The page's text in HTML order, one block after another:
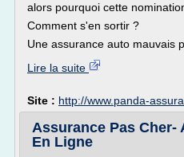
alors pourquoi cette
Comment s'en sortir ?
Une assurance auto mauvais
Lire la suite
Site : http://www.panda-
Assurance Pas
En Ligne